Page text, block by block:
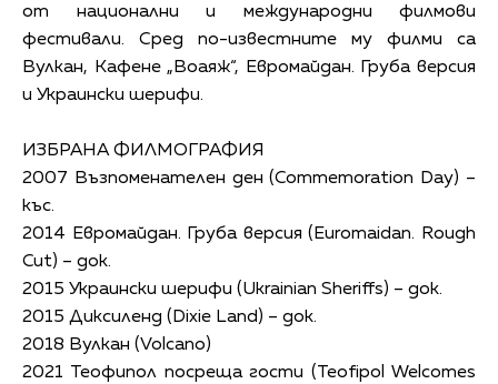
от национални и международни филмови
фестивали. Сред по-известните му филми са
Вулкан, Кафене „Воаяж“, Евромайдан. Груба версия
и Украински шерифи.
ИЗБРАНА ФИЛМОГРАФИЯ
2007 Възпоменателен ден (Commemoration Day) –
къс.
2014 Евромайдан. Груба версия (Euromaidan. Rough
Cut) – док.
2015 Украински шерифи (Ukrainian Sheriffs) – док.
2015 Диксиленд (Dixie Land) – док.
2018 Вулкан (Volcano)
2021 Теофипол посреща гости (Teofipol Welcomes